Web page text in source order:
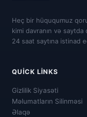
Heç bir hüququmuz
kimi davranın və
24 saat saytına istinad
QUICK LINKS
Gizlilik Siyasəti
Məlumatların Silinməsi
Əlaqə